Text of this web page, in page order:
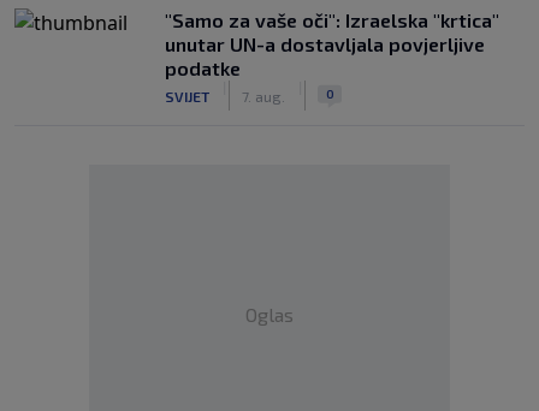
"Samo za vaše oči": Izraelska "krtica"
unutar UN-a dostavljala povjerljive
podatke
SVIJET 7. aug. 0
Oglas